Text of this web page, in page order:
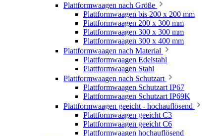
Plattformwaagen nach Größe
Plattformwaagen bis 200 x 200 mm
Plattformwaagen 200 x 300 mm
Plattformwaagen 300 x 300 mm
Plattformwaagen 300 x 400 mm
Plattformwaagen nach Material
Plattformwaagen Edelstahl
Plattformwaagen Stahl
Plattformwaagen nach Schutzart
Plattformwaagen Schutzart IP67
Plattformwaagen Schutzart IP69K
Plattformwaagen geeicht - hochauflösend
Plattformwaagen geeicht C3
Plattformwaagen geeicht C6
Plattformwaagen hochauflösend